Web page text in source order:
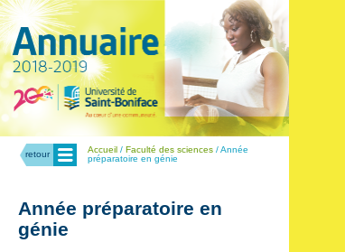
retour Menu Accueil / Faculté des sciences / Année
préparatoire en génie
Année préparatoire en
génie